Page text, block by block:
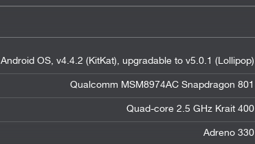
Android OS, v4.4.2 (KitKat), upgradable to v5.0.1 (Lollipop)
Qualcomm MSM8974AC Snapdragon 801
Quad-core 2.5 GHz Krait 400
Adreno 330